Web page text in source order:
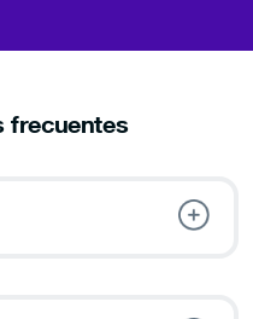
frecuentes